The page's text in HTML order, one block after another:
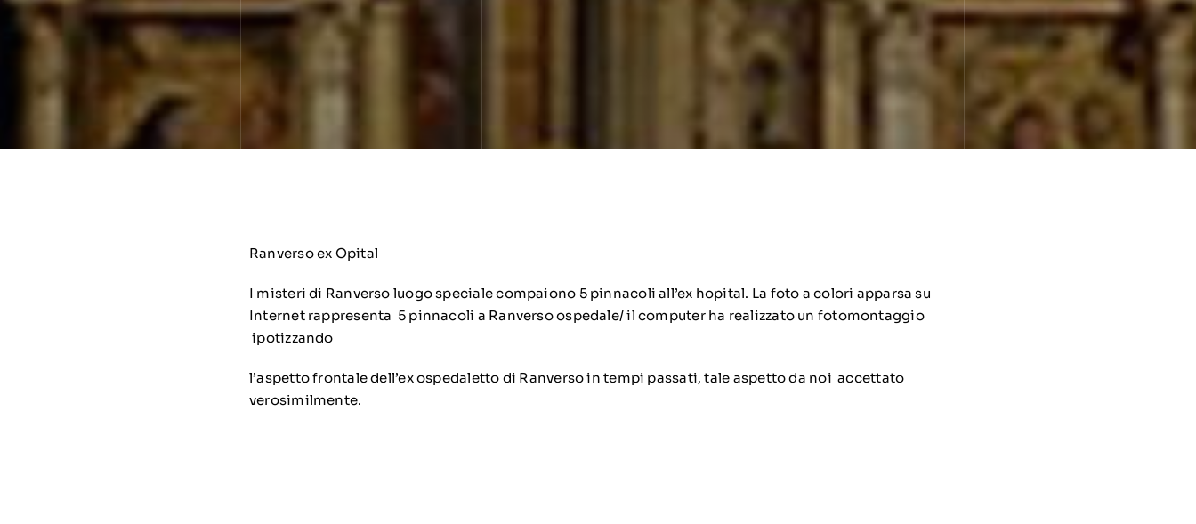
Ranverso ex Opital
I misteri di Ranverso luogo speciale compaiono 5 pinnacoli all’ex hopital. La foto a colori apparsa su
Internet rappresenta 5 pinnacoli a Ranverso ospedale/ il computer ha realizzato un fotomontaggio
ipotizzando
l’aspetto frontale dell’ex ospedaletto di Ranverso in tempi passati, tale aspetto da noi accettato
verosimilmente.